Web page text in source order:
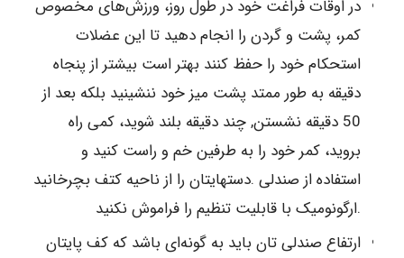
در اوقات فراغت خود در طول روز، ورزش‌های مخصوص
کمر، پشت و گردن را انجام دهید تا این عضلات
استحکام خود را حفظ کنند بهتر است بیشتر از پنجاه
دقیقه به طور ممتد پشت میز خود ننشینید بلکه بعد از
50 ‪ دقیقه نشستن, چند دقیقه بلند شوید، کمی راه
بروید، کمر خود را به طرفین خم و راست کنید و
دستهایتان را از ناحیه کتف بچرخانید.‪ استفاده از صندلی
ارگونومیک با قابلیت تنظیم را فراموش نکنید.
ارتفاع صندلی تان باید به گونه‌ای باشد که کف پایتان